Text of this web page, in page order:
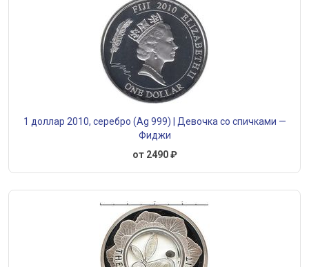
1 доллар 2010, серебро (Ag 999) | Девочка со спичками —
Фиджи
от 2490 ₽